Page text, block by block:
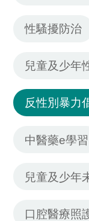
性騷擾防治
兒童及少年
反性別暴力
中醫藥e學習
兒童及少年
口腔醫療照